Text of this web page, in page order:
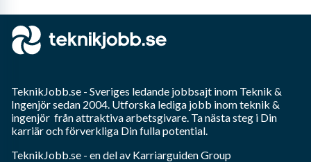
TeknikJobb.se - Sveriges ledande jobbsajt inom Teknik &
Ingenjörsedan 2004. Utforska lediga jobb inomteknik &
ingenjör från attraktiva arbetsgivare. Ta nästa steg i Din
karriär och förverkliga Din fulla potential.
TeknikJobb.se - en del av Karriarguiden Group